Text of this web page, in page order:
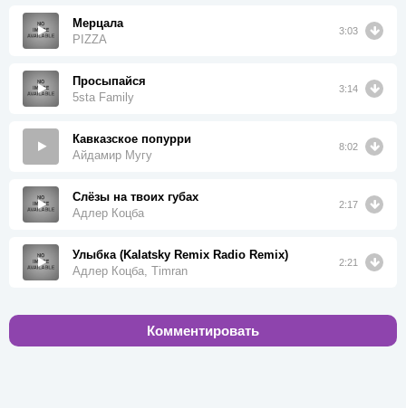
Мерцала
PIZZA
3:03
Просыпайся
5sta Family
3:14
Кавказское попурри
Айдамир Мугу
8:02
Слёзы на твоих губах
Адлер Коцба
2:17
Улыбка (Kalatsky Remix Radio Remix)
Адлер Коцба, Timran
2:21
Комментировать